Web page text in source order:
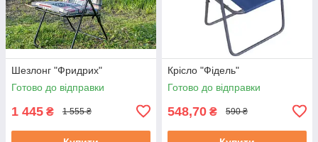
Шезлонг "Фридрих"
Готово до відправки
1 445 ₴ 1 555 ₴
Крісло "Фідель"
Готово до відправки
548,70 ₴ 590 ₴